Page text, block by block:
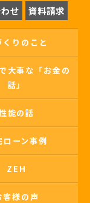
せ 資料請求
くりのこと
大事な「お金の
話」
能の話
ローン事例
ZEH
客様の声